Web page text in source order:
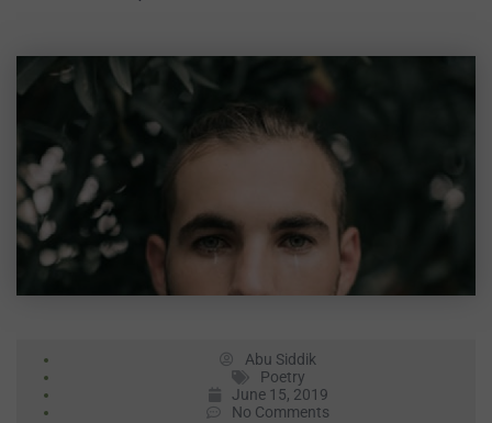
Abu Siddik
Poetry
June 15, 2019
No Comments